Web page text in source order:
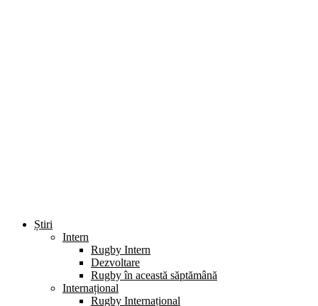
Știri
Intern
Rugby Intern
Dezvoltare
Rugby în această săptămână
Internațional
Rugby Internațional